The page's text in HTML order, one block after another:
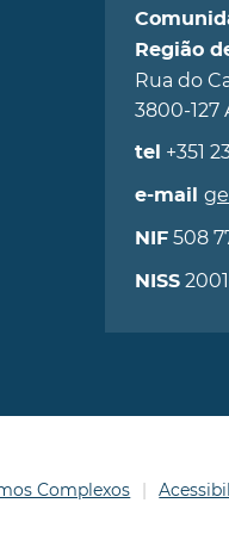
Região
Rua do
3800-127
tel +351
e-mail
NIF508
NISS
Complexos